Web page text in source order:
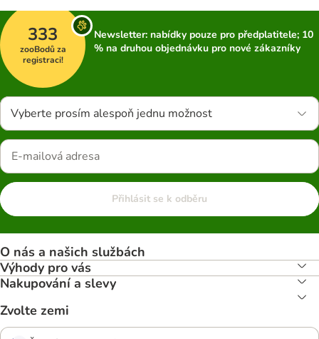
333
zooBodů za
registraci!
Newsletter: nabídky pouze pro předplatitele; 10
% na druhou objednávku pro nové zákazníky
Vyberte prosím alespoň jednu možnost
Přihlásit se k odběru
O nás a našich službách
Výhody pro vás
Nakupování a slevy
Zvolte zemi